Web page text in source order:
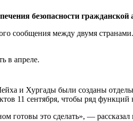
безопасности гражданской
сообщения между двумя
в апреле.
и Хургады были созданы
11 сентября, чтобы ряд
готовы это сделать», —